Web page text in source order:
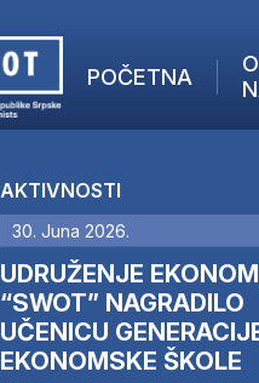
POČETNA
O
AKTUELNO
ANALIZE
KOMPANIJE
FINANSIJE
IZ STRANIH MEDIJA
AKTIVNOSTI
30. Juna 2026.
UDRUŽENJE
“SWOT” NAGRADILO
UČENICU
EKONOMSKE ŠKOLE